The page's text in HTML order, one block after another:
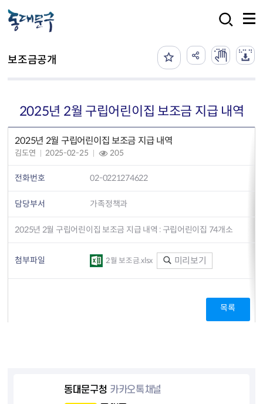
보조금공개
2025년 2월 구립어린이집 보조금 지급 내역
2025년 2월 구립어린이집 보조금 지급 내역
김도연 2025-02-25 205
전화번호 02-0221274622
담당부서 가족정책과
2025년 2월 구립어린이집 보조금 지급 내역 : 구립어린이집 74개소
첨부파일 2월 보조금.xlsx 미리보기
목록
동대문구청 카카오톡채널